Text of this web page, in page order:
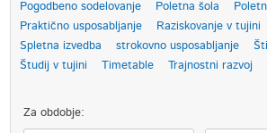
Pogodbeno sodelovanje
Poletna šola
Praktično usposabljanje
Raziskovanje v tujini
Spletna izvedba
strokovno usposabljanje
Študij v tujini
Timetable Trajnostni razvoj
Za obdobje: